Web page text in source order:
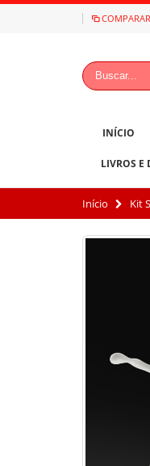
INÍCIO
LIVROS E
Início Kit